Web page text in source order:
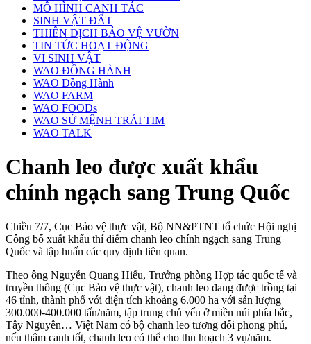
MÔ HÌNH CANH TÁC
SINH VẬT ĐẤT
THIÊN ĐỊCH BẢO VỆ VƯỜN
TIN TỨC HOẠT ĐỘNG
VI SINH VẬT
WAO ĐỒNG HÀNH
WAO Đồng Hành
WAO FARM
WAO FOODs
WAO SỨ MỆNH TRÁI TIM
WAO TALK
Chanh leo được xuất khẩu
chính ngạch sang Trung Quốc
Chiều 7/7, Cục Bảo vệ thực vật, Bộ NN&PTNT tổ chức Hội nghị
Công bố xuất khẩu thí điểm chanh leo chính ngạch sang Trung
Quốc và tập huấn các quy định liên quan.
Theo ông Nguyễn Quang Hiếu, Trưởng phòng Hợp tác quốc tế và
truyền thông (Cục Bảo vệ thực vật), chanh leo đang được trồng tại
46 tỉnh, thành phố với diện tích khoảng 6.000 ha với sản lượng
300.000-400.000 tấn/năm, tập trung chủ yếu ở miền núi phía bắc,
Tây Nguyên… Việt Nam có bộ chanh leo tương đối phong phú,
nếu thâm canh tốt, chanh leo có thể cho thu hoạch 3 vụ/năm.